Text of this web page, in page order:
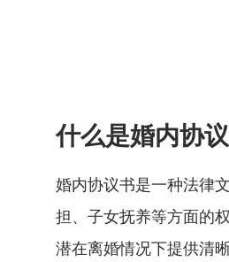
什么是婚内协
婚内协议书是一种法律
担、子女抚养等方面的
潜在离婚情况下提供清